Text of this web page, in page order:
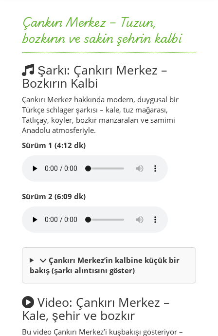
Çankırı Merkez – Tuzun,
bozkırın ve sakin şehrin kalbi
Şarkı: Çankırı Merkez –
Bozkırın Kalbi
Çankırı Merkez hakkında modern, duygusal bir
Türkçe schlager şarkısı – kale, tuz mağarası,
Tatlıçay, köyler, bozkır manzaraları ve samimi
Anadolu atmosferiyle.
Sürüm 1 (4:12 dk)
Sürüm 2 (6:09 dk)
Çankırı Merkez’in kalbine küçük bir
bakış (şarkı alıntısını göster)
Video: Çankırı Merkez –
Kale, şehir ve bozkır
Bu video Çankırı Merkez’i kuşbakışı gösteriyor –